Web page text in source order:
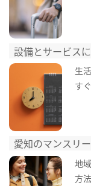
設備とサービス
生
す
愛知のマンスリ
地
方